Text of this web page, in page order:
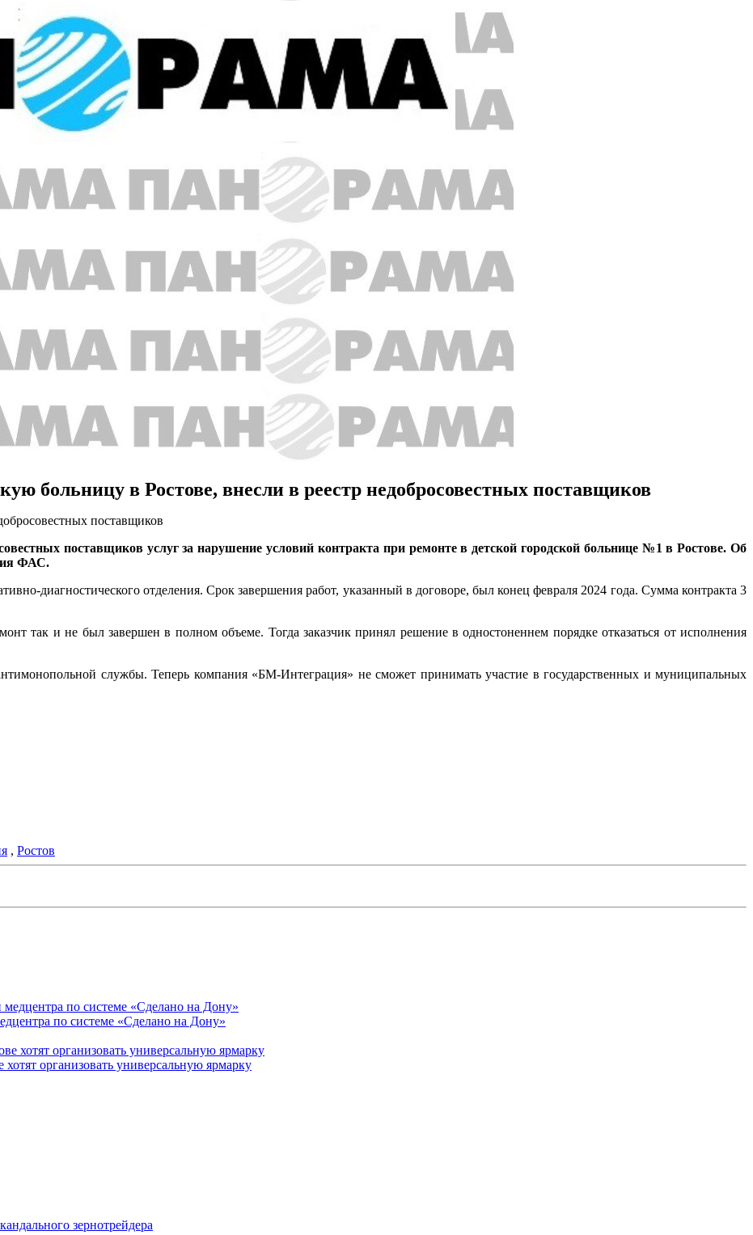
больницу в Ростове, внесли в реестр недобросовестных поставщиков
поставщиков
поставщиков услуг за нарушение условий контракта при ремонте в детской городской больнице №1 в Ростове. Об
ФАС.
диагностического отделения. Срок завершения работ, указанный в договоре, был конец февраля 2024 года. Сумма контракта 3
так и не был завершен в полном объеме. Тогда заказчик принял решение в одностоненнем порядке отказаться от исполнения
службы. Теперь компания «БМ-Интеграция» не сможет принимать участие в государственных и муниципальных
, Ростов
по системе «Сделано на Дону»
организовать универсальную ярмарку